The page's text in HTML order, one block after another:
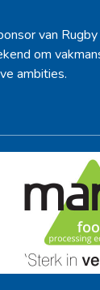
van
om
ambities.